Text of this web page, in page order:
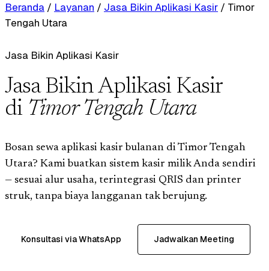
Beranda / Layanan / Jasa Bikin Aplikasi Kasir / Timor
Tengah Utara
Jasa Bikin Aplikasi Kasir
Jasa Bikin Aplikasi Kasir
di Timor Tengah Utara
Bosan sewa aplikasi kasir bulanan di Timor Tengah
Utara? Kami buatkan sistem kasir milik Anda sendiri
— sesuai alur usaha, terintegrasi QRIS dan printer
struk, tanpa biaya langganan tak berujung.
Konsultasi via WhatsApp Jadwalkan Meeting